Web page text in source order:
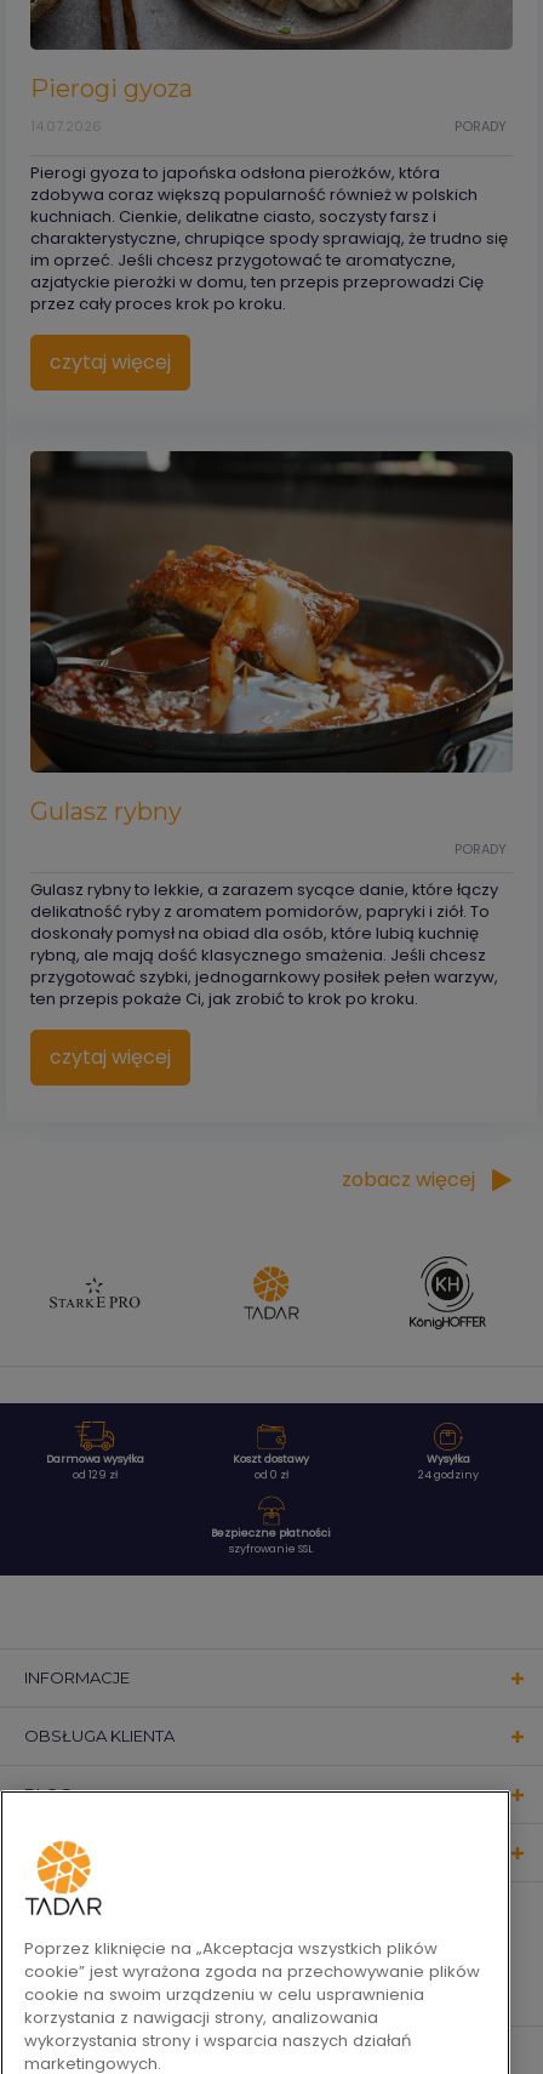
Pierogi gyoza
PORADY
14.07.2026
Pierogi gyoza to japońska odsłona pierożków, która
zdobywa coraz większą popularność również w polskich
kuchniach. Cienkie, delikatne ciasto, soczysty farsz i
charakterystyczne, chrupiące spody sprawiają, że trudno się
im oprzeć. Jeśli chcesz przygotować te aromatyczne,
azjatyckie pierożki w domu, ten przepis przeprowadzi Cię
przez cały proces krok po kroku.
czytaj więcej
Gulasz rybny
PORADY
Gulasz rybny to lekkie, a zarazem sycące danie, które łączy
delikatność ryby z aromatem pomidorów, papryki i ziół. To
doskonały pomysł na obiad dla osób, które lubią kuchnię
rybną, ale mają dość klasycznego smażenia. Jeśli chcesz
przygotować szybki, jednogarnkowy posiłek pełen warzyw,
ten przepis pokaże Ci, jak zrobić to krok po kroku.
czytaj więcej
zobacz więcej
Darmowa wysyłka
od 129 zł
Koszt dostawy
od 0 zł
Wysyłka
24 godziny
Bezpieczne płatności
szyfrowanie SSL
INFORMACJE
OBSŁUGA KLIENTA
BLOG
KONTAKT
Poprzez kliknięcie na „Akceptacja wszystkich plików
cookie” jest wyrażona zgoda na przechowywanie plików
cookie na swoim urządzeniu w celu usprawnienia
korzystania z nawigacji strony, analizowania
wykorzystania strony i wsparcia naszych działań
marketingowych.